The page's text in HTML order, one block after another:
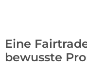
Eine
bewusste